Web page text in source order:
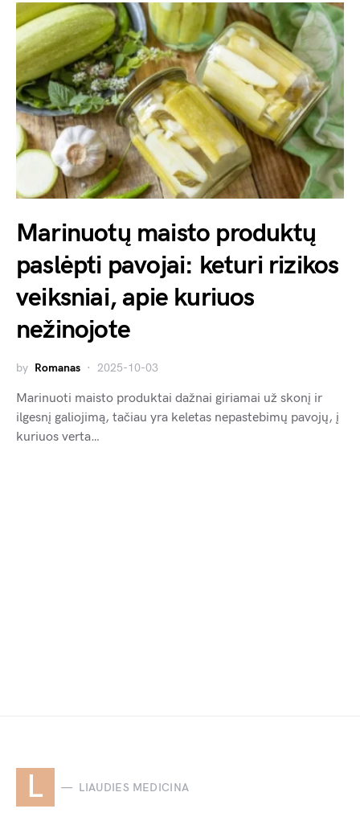
Marinuotų maisto produktų
paslėpti pavojai: keturi rizikos
veiksniai, apie kuriuos
nežinojote
by Romanas 2025-10-03
Marinuoti maisto produktai dažnai giriamai už skonį ir
ilgesnį galiojimą, tačiau yra keletas nepastebimų pavojų, į
kuriuos verta…
L LIAUDIES MEDICINA